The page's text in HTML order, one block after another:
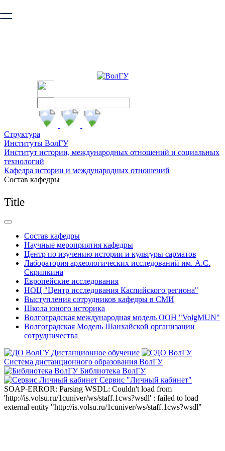
безопасную работу с сайтом. Пожалуйста
Структура
Институты ВолГУ
Институт истории, международных отношений и социальных
технологий
Кафедра истории и международных отношений
Состав кафедры
Title
Состав кафедры
Научные мероприятия кафедры
Центр по изучению истории и культуры сарматов
Лаборатория археологических исследований им. А.С.
Скрипкина
Европейские исследования
НОЦ "Центр исследования Каспийского региона"
Выступления сотрудников кафедры в СМИ
Школа юного историка
Волгоградская международная модель ООН "VolgMUN"
Волгоградская Модель Шанхайской организации
сотрудничества
Дистанционное обучение
Система дистанционного образования ВолГУ
Библиотека ВолГУ
Сервис "Личный кабинет"
SOAP-ERROR: Parsing WSDL: Couldn't load from
'http://is.volsu.ru/1cuniver/ws/staff.1cws?wsdl' : failed to load
external entity "http://is.volsu.ru/1cuniver/ws/staff.1cws?wsdl"